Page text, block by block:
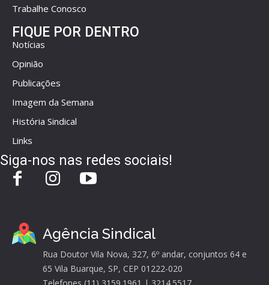
Trabalhe Conosco
FIQUE POR DENTRO
Notícias
Opinião
Publicações
Imagem da Semana
História Sindical
Links
Siga-nos nas redes sociais!
Agência Sindical
Rua Doutor Vila Nova, 327, 6º andar, conjuntos 64 e
65 Vila Buarque, SP, CEP 01222-020
Telefones (11) 3159.1961 | 3214.5517